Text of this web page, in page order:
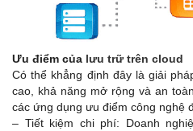
Ưu điểm của lưu trữ trên cloud
Có thể khẳng định đây là giải
cao, khả năng mở rộng và an
các ứng dụng ưu điểm công nghệ
– Tiết kiệm chi phí: Doanh